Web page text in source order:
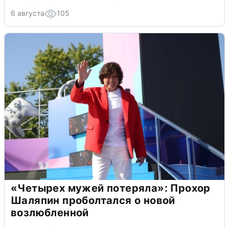
6 августа 105
«Четырех мужей потеряла»: Прохор
Шаляпин проболтался о новой
возлюбленной